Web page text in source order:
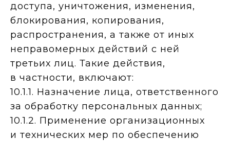
доступа, уничтожения, изменения,
блокирования, копирования,
распространения, а также от иных
неправомерных действий с ней
третьих лиц. Такие действия,
в частности, включают:
10.1.1. Назначение лица, ответственного
за обработку персональных данных;
10.1.2. Применение организационных
и технических мер по обеспечению